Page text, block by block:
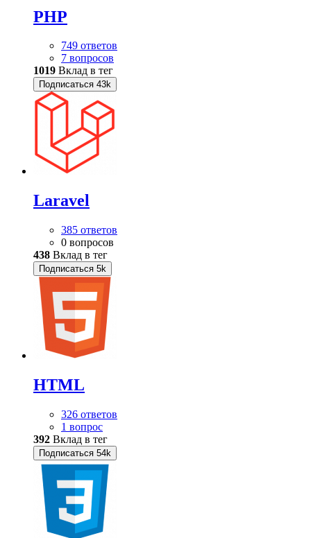
PHP
749 ответов
7 вопросов
1019 Вклад в тег
Подписаться 43k
Laravel
385 ответов
0 вопросов
438 Вклад в тег
Подписаться 5k
HTML
326 ответов
1 вопрос
392 Вклад в тег
Подписаться 54k